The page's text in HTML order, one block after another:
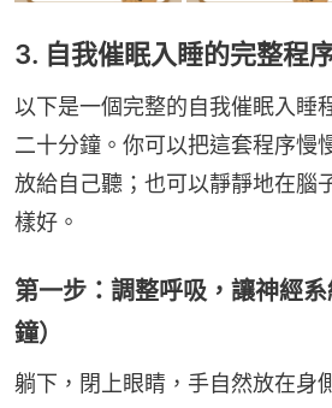
3. 自我催眠入睡的完整程
以下是一個完整的自我催眠入睡
二十分鐘。你可以把這套程序慢
放給自己聽；也可以靜靜地在腦
樣好。
第一步：調整呼吸，讓神經
鐘）
躺下，閉上眼睛，手自然放在身